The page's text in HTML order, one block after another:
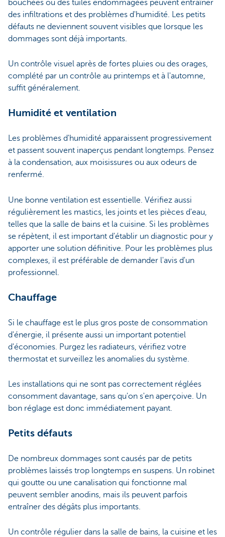
bouchées ou des tuiles endommagées peuvent entraîner
des infiltrations et des problèmes d'humidité. Les petits
défauts ne deviennent souvent visibles que lorsque les
dommages sont déjà importants.
Un contrôle visuel après de fortes pluies ou des orages,
complété par un contrôle au printemps et à l'automne,
suffit généralement.
Humidité et ventilation
Les problèmes d'humidité apparaissent progressivement
et passent souvent inaperçus pendant longtemps. Pensez
à la condensation, aux moisissures ou aux odeurs de
renfermé.
Une bonne ventilation est essentielle. Vérifiez aussi
régulièrement les mastics, les joints et les pièces d'eau,
telles que la salle de bains et la cuisine. Si les problèmes
se répètent, il est important d'établir un diagnostic pour y
apporter une solution définitive. Pour les problèmes plus
complexes, il est préférable de demander l'avis d'un
professionnel.
Chauffage
Si le chauffage est le plus gros poste de consommation
d'énergie, il présente aussi un important potentiel
d'économies. Purgez les radiateurs, vérifiez votre
thermostat et surveillez les anomalies du système.
Les installations qui ne sont pas correctement réglées
consomment davantage, sans qu'on s'en aperçoive. Un
bon réglage est donc immédiatement payant.
Petits défauts
De nombreux dommages sont causés par de petits
problèmes laissés trop longtemps en suspens. Un robinet
qui goutte ou une canalisation qui fonctionne mal
peuvent sembler anodins, mais ils peuvent parfois
entraîner des dégâts plus importants.
Un contrôle régulier dans la salle de bains, la cuisine et les